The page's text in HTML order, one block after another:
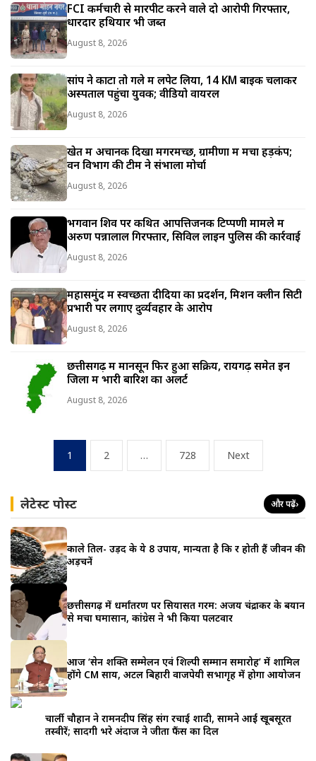
FCI कर्मचारी से मारपीट करने वाले दो आरोपी गिरफ्तार,
धारदार हथियार भी जब्त
August 8, 2026
सांप ने काटा तो गले में लपेट लिया, 14 KM बाइक चलाकर
अस्पताल पहुंचा युवक; वीडियो वायरल
August 8, 2026
खेत में अचानक दिखा मगरमच्छ, ग्रामीणों में मचा हड़कंप;
वन विभाग की टीम ने संभाला मोर्चा
August 8, 2026
भगवान शिव पर कथित आपत्तिजनक टिप्पणी मामले में
अरुण पन्नालाल गिरफ्तार, सिविल लाइन पुलिस की कार्रवाई
August 8, 2026
महासमुंद में स्वच्छता दीदियों का प्रदर्शन, मिशन क्लीन सिटी
प्रभारी पर लगाए दुर्व्यवहार के आरोप
August 8, 2026
छत्तीसगढ़ में मानसून फिर हुआ सक्रिय, रायगढ़ समेत इन
जिलों में भारी बारिश का अलर्ट
August 8, 2026
pagination
1 2 … 728 Next
लेटेस्ट पोस्ट और पढ़ें›
काले तिल- उड़द के ये 8 उपाय, मान्यता है कि दूर होती हैं जीवन की
अड़चनें
छत्तीसगढ़ में धर्मांतरण पर सियासत गरम: अजय चंद्राकर के बयान
से मचा घमासान, कांग्रेस ने भी किया पलटवार
आज ‘सेन शक्ति सम्मेलन एवं शिल्पी सम्मान समारोह’ में शामिल
होंगे CM साय, अटल बिहारी वाजपेयी सभागृह में होगा आयोजन
चार्ली चौहान ने रामनदीप सिंह संग रचाई शादी, सामने आईं खूबसूरत
तस्वीरें; सादगी भरे अंदाज ने जीता फैंस का दिल